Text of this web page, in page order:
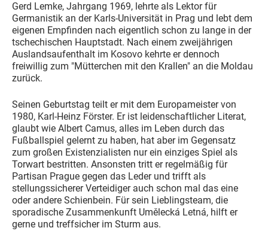
Gerd Lemke, Jahrgang 1969, lehrte als Lektor für
Germanistik an der Karls-Universität in Prag und lebt dem
eigenen Empfinden nach eigentlich schon zu lange in der
tschechischen Hauptstadt. Nach einem zweijährigen
Auslandsaufenthalt im Kosovo kehrte er dennoch
freiwillig zum "Mütterchen mit den Krallen" an die Moldau
zurück.
Seinen Geburtstag teilt er mit dem Europameister von
1980, Karl-Heinz Förster. Er ist leidenschaftlicher Literat,
glaubt wie Albert Camus, alles im Leben durch das
Fußballspiel gelernt zu haben, hat aber im Gegensatz
zum großen Existenzialisten nur ein einziges Spiel als
Torwart bestritten. Ansonsten tritt er regelmäßig für
Partisan Prague gegen das Leder und trifft als
stellungssicherer Verteidiger auch schon mal das eine
oder andere Schienbein. Für sein Lieblingsteam, die
sporadische Zusammenkunft Umělecká Letná, hilft er
gerne und treffsicher im Sturm aus.